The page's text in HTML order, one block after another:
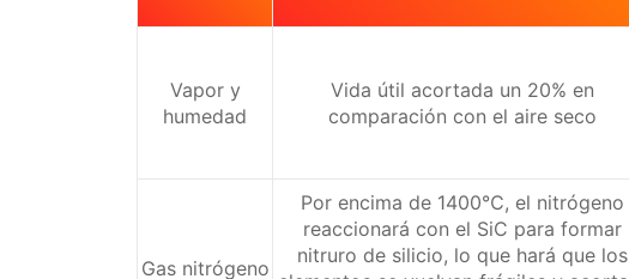
Vapor y
humedad
Vida útil acortada un 20% en
comparación con el aire seco
Gas nitrógeno
Por encima de 1400℃, el nitrógeno
reaccionará con el SiC para formar
nitruro de silicio, lo que hará que los